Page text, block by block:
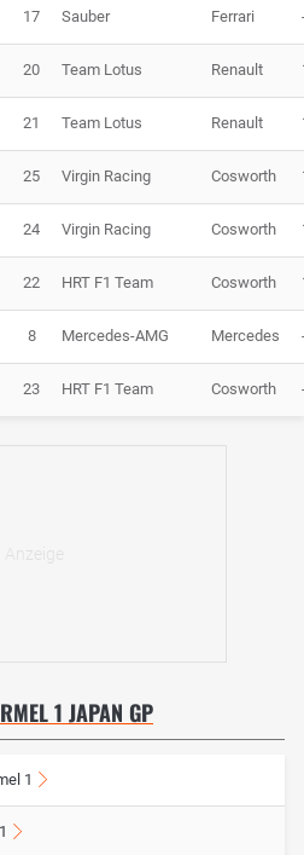
17 Sauber Ferrari
20 Team Lotus Renault
21 Team Lotus Renault
25 Virgin Racing Cosworth
24 Virgin Racing Cosworth
22 HRT F1 Team Cosworth
8 Mercedes-AMG Mercedes
23 HRT F1 Team Cosworth
1 JAPAN GP
1